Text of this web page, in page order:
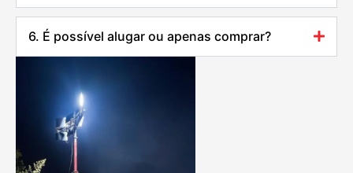
6. É possível alugar ou apenas comprar?